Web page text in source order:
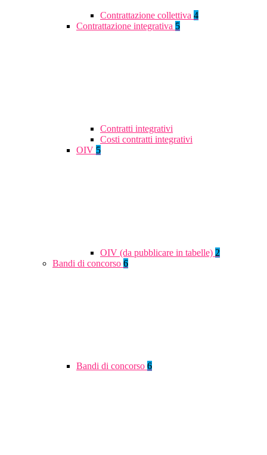
Contrattazione collettiva 4
Contrattazione integrativa 5
Contratti integrativi
Costi contratti integrativi
OIV 5
OIV (da pubblicare in tabelle) 2
Bandi di concorso 6
Bandi di concorso 6